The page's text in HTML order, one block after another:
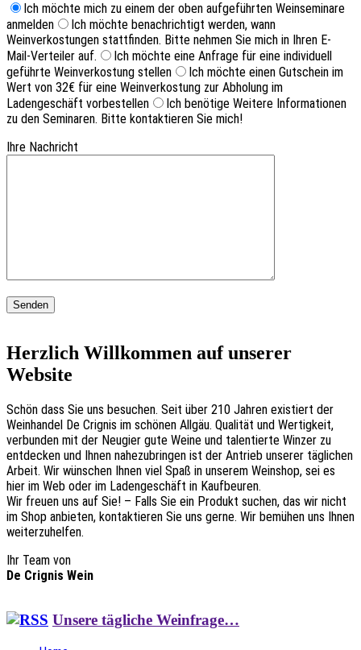
Ich möchte mich zu einem der oben aufgeführten Weinseminare
anmelden
Ich möchte benachrichtigt werden, wann
Weinverkostungen stattfinden. Bitte nehmen Sie mich in Ihren E-
Mail-Verteiler auf.
Ich möchte eine Anfrage für eine individuell
geführte Weinverkostung stellen
Ich möchte einen Gutschein im
Wert von 32€ für eine Weinverkostung zur Abholung im
Ladengeschäft vorbestellen
Ich benötige Weitere Informationen
zu den Seminaren. Bitte kontaktieren Sie mich!
Ihre Nachricht
Herzlich Willkommen auf unserer
Website
Schön dass Sie uns besuchen. Seit über 210 Jahren existiert der
Weinhandel De Crignis im schönen Allgäu. Qualität und Wertigkeit,
verbunden mit der Neugier gute Weine und talentierte Winzer zu
entdecken und Ihnen nahezubringen ist der Antrieb unserer täglichen
Arbeit. Wir wünschen Ihnen viel Spaß in unserem Weinshop, sei es
hier im Web oder im Ladengeschäft in Kaufbeuren.
Wir freuen uns auf Sie! – Falls Sie ein Produkt suchen, das wir nicht
im Shop anbieten, kontaktieren Sie uns gerne. Wir bemühen uns Ihnen
weiterzuhelfen.
Ihr Team von
De Crignis Wein
Unsere tägliche Weinfrage…